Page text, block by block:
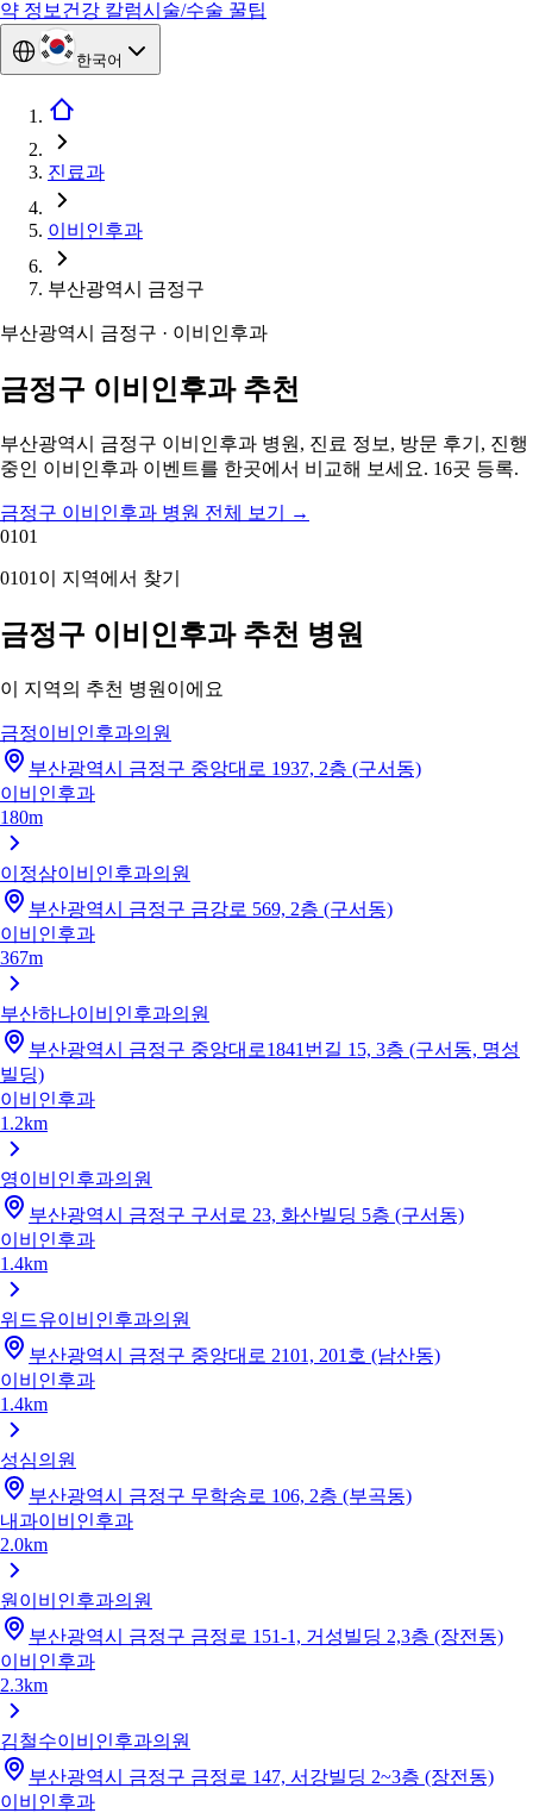
약 정보 건강 칼럼시술/수술 꿀팁
한국어
진료과
이비인후과
부산광역시 금정구
부산광역시 금정구 · 이비인후과
금정구 이비인후과 추천
부산광역시 금정구 이비인후과 병원, 진료 정보, 방문 후기, 진행
중인 이비인후과 이벤트를 한곳에서 비교해 보세요. 16곳 등록.
금정구 이비인후과 병원 전체 보기
→
0101
0101 이 지역에서 찾기
금정구 이비인후과 추천 병원
이 지역의 추천 병원이에요
금정이비인후과의원
부산광역시 금정구 중앙대로 1937, 2층 (구서동)
이비인후과
180m
이정삼이비인후과의원
부산광역시 금정구 금강로 569, 2층 (구서동)
이비인후과
367m
부산하나이비인후과의원
부산광역시 금정구 중앙대로1841번길 15, 3층 (구서동, 명성
빌딩)
이비인후과
1.2km
영이비인후과의원
부산광역시 금정구 구서로 23, 화산빌딩 5층 (구서동)
이비인후과
1.4km
위드유이비인후과의원
부산광역시 금정구 중앙대로 2101, 201호 (남산동)
이비인후과
1.4km
성심의원
부산광역시 금정구 무학송로 106, 2층 (부곡동)
내과이비인후과
2.0km
원이비인후과의원
부산광역시 금정구 금정로 151-1, 거성빌딩 2,3층 (장전동)
이비인후과
2.3km
김철수이비인후과의원
부산광역시 금정구 금정로 147, 서강빌딩 2~3층 (장전동)
이비인후과